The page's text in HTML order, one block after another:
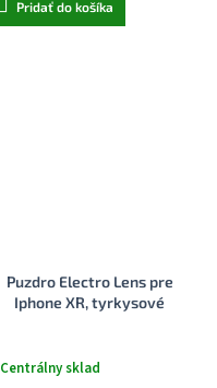
Pridať do košíka
Puzdro Electro Lens pre
Iphone XR, tyrkysové
Centrálny sklad